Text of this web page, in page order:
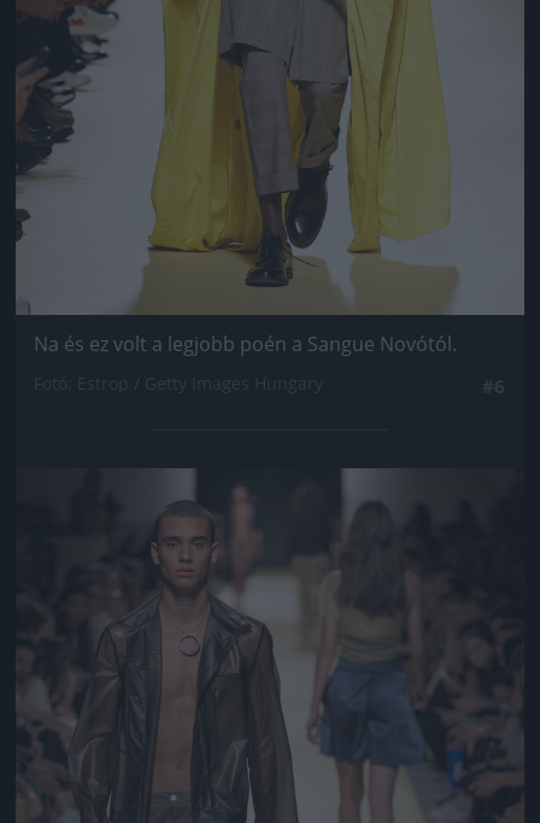
Na és ez volt a legjobb poén a Sangue Novótól.
Jön még kép!